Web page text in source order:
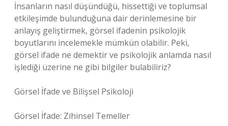
İnsanların nasıl düşündüğü, hissettiği ve toplumsal
etkileşimde bulunduğuna dair derinlemesine bir
anlayış geliştirmek, görsel ifadenin psikolojik
boyutlarını incelemekle mümkün olabilir. Peki,
görsel ifade ne demektir ve psikolojik anlamda nasıl
işlediği üzerine ne gibi bilgiler bulabiliriz?
Görsel İfade ve Bilişsel Psikoloji
Görsel İfade: Zihinsel Temeller